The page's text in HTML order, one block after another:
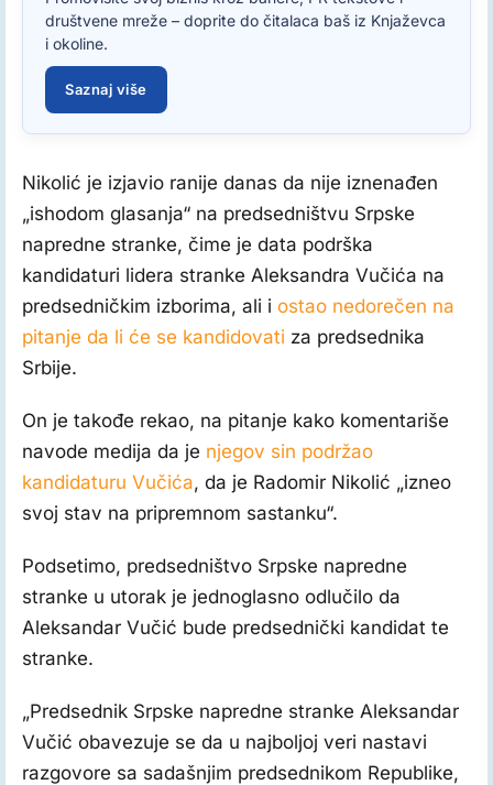
društvene mreže – doprite do čitalaca baš iz Knjaževca
i okoline.
Saznaj više
Nikolić je izjavio ranije danas da nije iznenađen
„ishodom glasanja“ na predsedništvu Srpske
napredne stranke, čime je data podrška
kandidaturi lidera stranke Aleksandra Vučića na
predsedničkim izborima, ali i ostao nedorečen na
pitanje da li će se kandidovati za predsednika
Srbije.
On je takođe rekao, na pitanje kako komentariše
navode medija da je njegov sin podržao
kandidaturu Vučića, da je Radomir Nikolić „izneo
svoj stav na pripremnom sastanku“.
Podsetimo, predsedništvo Srpske napredne
stranke u utorak je jednoglasno odlučilo da
Aleksandar Vučić bude predsednički kandidat te
stranke.
„Predsednik Srpske napredne stranke Aleksandar
Vučić obavezuje se da u najboljoj veri nastavi
razgovore sa sadašnjim predsednikom Republike,